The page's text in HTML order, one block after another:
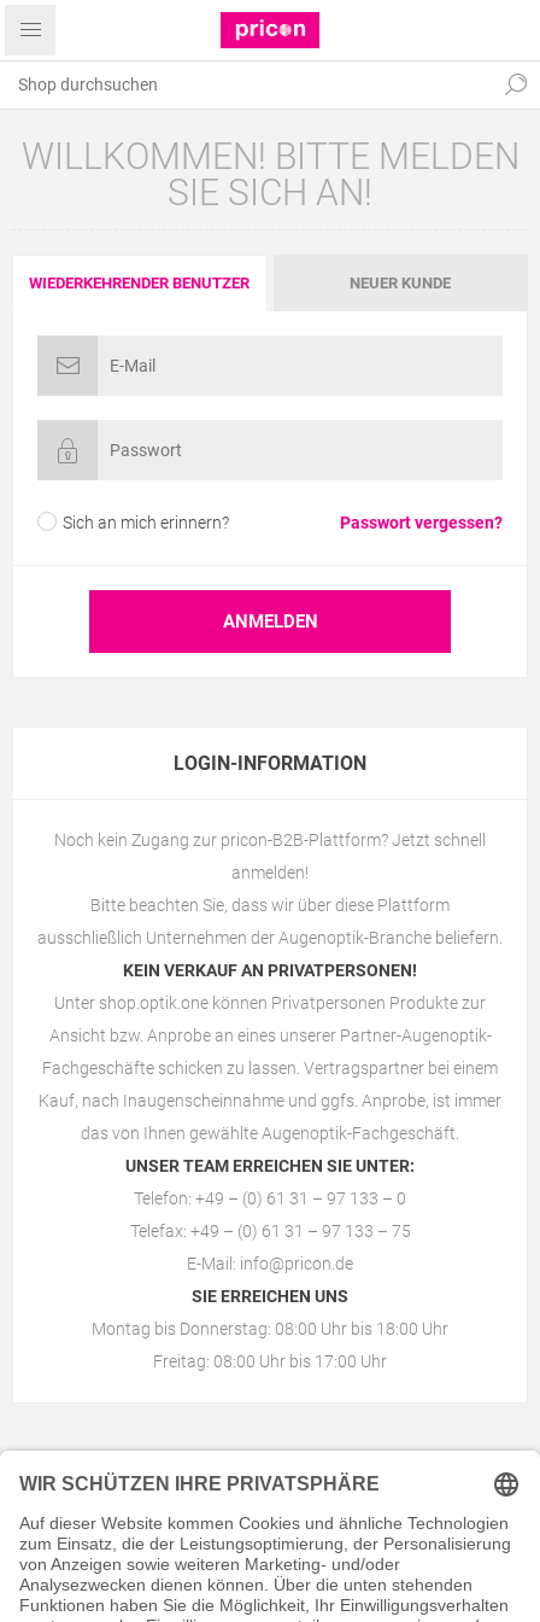
WILLKOMMEN! BITTE MELDEN
SIE SICH AN!
WIEDERKEHRENDER BENUTZER NEUER KUNDE
Sich an mich erinnern? Passwort vergessen?
LOGIN-INFORMATION
Noch kein Zugang zur pricon-B2B-Plattform? Jetzt schnell
anmelden!
Bitte beachten Sie, dass wir über diese Plattform
ausschließlich Unternehmen der Augenoptik-Branche beliefern.
KEIN VERKAUF AN PRIVATPERSONEN!
Unter shop.optik.one können Privatpersonen Produkte zur
Ansicht bzw. Anprobe an eines unserer Partner-Augenoptik-
Fachgeschäfte schicken zu lassen. Vertragspartner bei einem
Kauf, nach Inaugenscheinnahme und ggfs. Anprobe, ist immer
das von Ihnen gewählteAugenoptik-Fachgeschäft
UNSER TEAM ERREICHEN SIE UNTER:
Telefon: +49 – (0) 61 31 – 97 133 – 0
Telefax: +49 – (0) 61 31 – 97 133 – 75
E-Mail: info@pricon.de
SIE ERREICHEN UNS
Montag bis Donnerstag: 08:00 Uhr bis 18:00 Uhr
Freitag: 08:00 Uhr bis 17:00 Uhr